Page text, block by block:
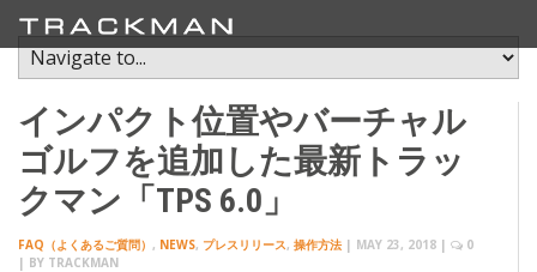
インパクト位置やバーチャル
ゴルフを追加した最新トラッ
クマン「TPS 6.0」
FAQ（よくあるご質問） , NEWS, プレスリリース, 操作方法 | MAY 23, 2018 |
0
| BY TRACKMAN